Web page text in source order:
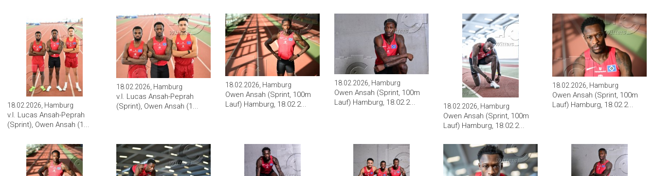
18.02.2026, Hamburg
v.l. Lucas Ansah-Peprah
(Sprint), Owen Ansah (1...
18.02.2026, Hamburg
v.l. Lucas Ansah-Peprah
(Sprint), Owen Ansah (1...
18.02.2026, Hamburg
Owen Ansah (Sprint, 100m
Lauf) Hamburg, 18.02.2...
18.02.2026, Hamburg
Owen Ansah (Sprint, 100m
Lauf) Hamburg, 18.02.2...
18.02.2026, Hamburg
Owen Ansah (Sprint, 100m
Lauf) Hamburg, 18.02.2...
18.02.2026, Hamburg
Owen Ansah (Sprint, 100m
Lauf) Hamburg, 18.02.2...